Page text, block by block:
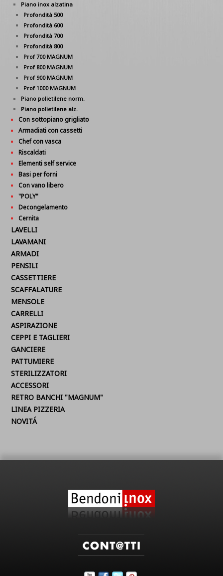
Piano inox alzatina
Profondità 500
Profondità 600
Profondità 700
Profondità 800
Prof 700 MAGNUM
Prof 800 MAGNUM
Prof 900 MAGNUM
Prof 1000 MAGNUM
Piano polietilene norm.
Piano polietilene alz.
Con sottopiano grigliato
Armadiati con cassetti
Chef con vasca
Riscaldati
Elementi self service
Basi per forni
Con vano libero
"POLY"
Decongelamento
Cernita
LAVELLI
LAVAMANI
ARMADI
PENSILI
CASSETTIERE
SCAFFALATURE
MENSOLE
CARRELLI
ASPIRAZIONE
CEPPI E TAGLIERI
GANCIERE
PATTUMIERE
STERILIZZATORI
ACCESSORI
RETRO BANCHI "MAGNUM"
LINEA PIZZERIA
NOVITÁ